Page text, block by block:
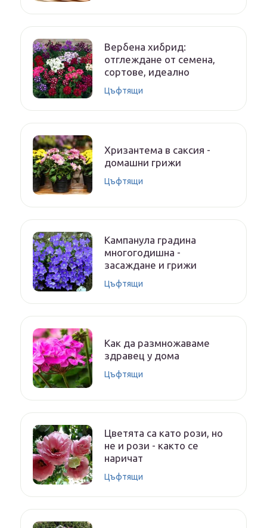
Вербена хибрид:
отглеждане от семена,
сортове, идеално
Цъфтящи
Хризантема в саксия -
домашни грижи
Цъфтящи
Кампанула градина
многогодишна -
засаждане и грижи
Цъфтящи
Как да размножаваме
здравец у дома
Цъфтящи
Цветята са като рози, но
не и рози - както се
наричат
Цъфтящи